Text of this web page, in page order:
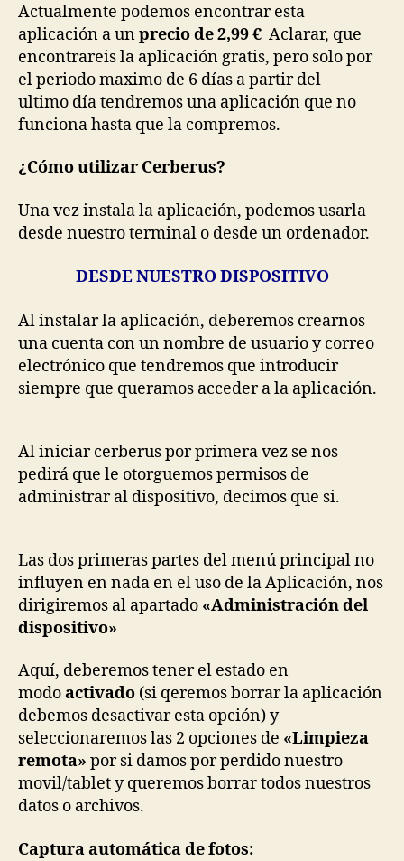
Actualmente podemos encontrar esta
aplicación a unprecio de 2,99 € Aclarar, que
encontrareis la aplicación gratis, pero solo por
el periodo maximo de 6 días a partir del
ultimo día tendremos una aplicación que no
funciona hasta que la compremos.
¿Cómo utilizar Cerberus?
Una vez instala la aplicación, podemos usarla
desde nuestro terminal o desde un ordenador.
DESDE NUESTRO DISPOSITIVO
Al instalar la aplicación, deberemos crearnos
una cuenta con un nombre de usuario y correo
electrónico que tendremos que introducir
siempre que queramos acceder a la aplicación.
Al iniciar cerberus por primera vez se nos
pedirá que le otorguemos permisos de
administrar al dispositivo, decimos que si.
Las dos primeras partes del menú principal no
influyen en nada en el uso de la Aplicación, nos
dirigiremos al apartado «Administración del
dispositivo»
Aquí, deberemos tener el estado en
modoactivado (si qeremos borrar la aplicación
debemos desactivar esta opción) y
seleccionaremos las 2 opciones de «Limpieza
remota» por si damos por perdido nuestro
movil/tablet y queremos borrar todos nuestros
datos o archivos.
Captura automática de fotos: